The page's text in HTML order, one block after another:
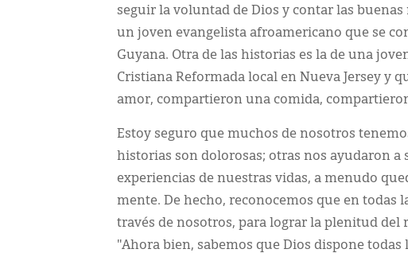
seguir la voluntad de Dios y contar las buenas
un joven evangelista afroamericano que se
Guyana. Otra de las historias es la de una
Cristiana Reformada local en Nueva Jersey y
amor, compartieron una comida,
Estoy seguro que muchos de nosotros
historias son dolorosas; otras nos ayudaron
experiencias de nuestras vidas, a menudo
mente. De hecho, reconocemos que en todas
través de nosotros, para lograr la plenitud del
"Ahora bien, sabemos que Dios dispone